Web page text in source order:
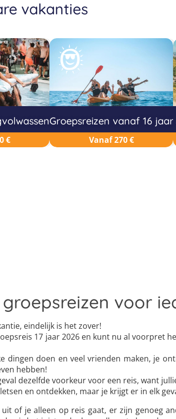
vakanties
€
Groepsreizen vanaf 16 jaar
Vanaf 270 €
groepsreizen voor
eindelijk is het zover!
17 jaar 2026 en kunt nu al voorpret
dingen doen en veel vrienden maken, je
hebben!
dezelfde voorkeur voor een reis, want
en ontdekken, maar je krijgt er in elk
of je alleen op reis gaat, er zijn genoeg